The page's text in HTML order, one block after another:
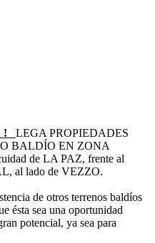
! LEGA PROPIEDADES
BALDÍO EN ZONA
de LA PAZ, frente al
al lado de VEZZO.
de otros terrenos baldíos
ésta sea una oportunidad
potencial, ya sea para